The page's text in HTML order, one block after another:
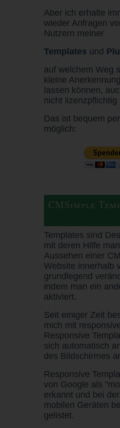
Aber ich erhalte
wieder Anfragen
Nutzern meiner
Templates und
auf welchem Weg
kleine
lassen können,
nicht lizenzpflichtig
Das ist bequem
möglich:
CMSimple
Templates sind
mit deren Hilfe
Aussehen einer
Website innerhalb
grundlegend
indem man ein
aktiviert.
Seit einiger Zeit
mich mit
Responsive
sich automatisch
des Bildschirmes
Responsive
von Google als
erkannt und bei
mobilen Geräten
gelistet.